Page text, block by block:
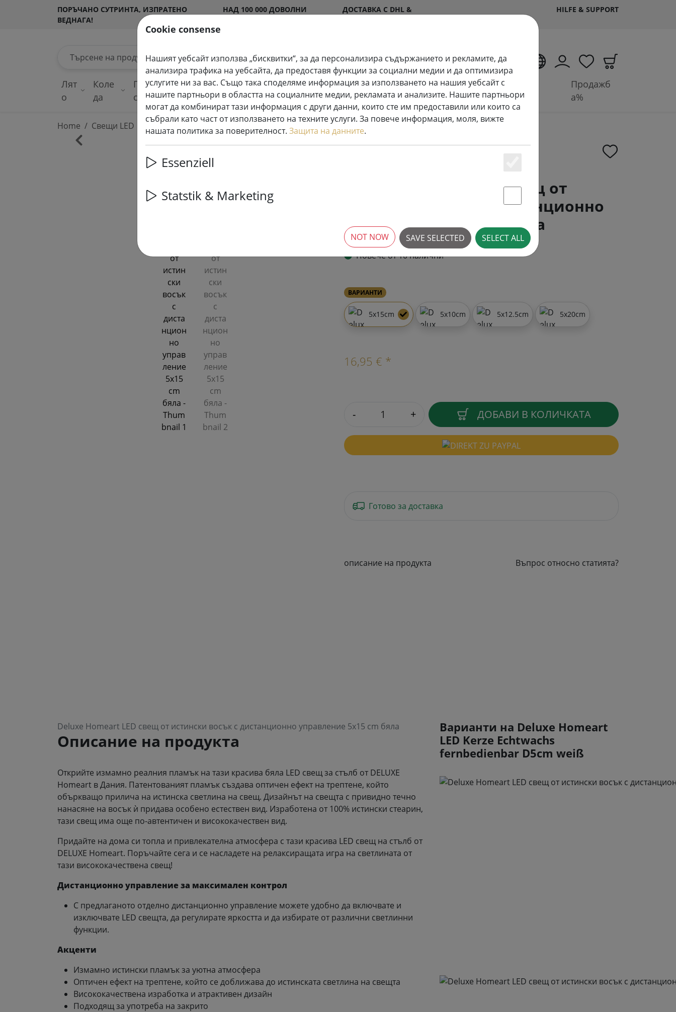
ПОРЪЧАНО СУТРИНТА, ИЗПРАТЕНО
ВЕДНАГА!
НАД 100 000 ДОВОЛНИ
ДОСТАВКА С DHL &
HILFE & SUPPORT
Лят
о
Коле
да
Приказни
светлини
Осветена
декорация
Свещи
LED
Системи за феерични
светлини
Аксесоари и
батерии
Продажб
а%
Home Свещи LED
Deluxe Homeart LED свещ от
истински восък с дистанционно
управление 5x15 cm бяла
‹ ›
Повече от 10 налични
ВАРИАНТИ
5x15cm 5x10cm 5x12.5cm 5x20cm
16,95 € *
- + ДОБАВИ В КОЛИЧКАТА
Готово за доставка
описание на продукта Въпрос относно статията?
Deluxe Homeart LED свещ от истински восък с дистанционно управление 5x15 cm бяла
Описание на продукта
Открийте измамно реалния пламък на тази красива бяла LED свещ за стълб от DELUXE
Homeart в Дания. Патентованият пламък създава оптичен ефект на трептене, който
объркващо прилича на истинска светлина на свещ. Дизайнът на свещта с привидно течно
нанасяне на восък ѝ придава особено естествен вид. Изработена от 100% истински стеарин,
тази свещ има още по-автентичен и висококачествен вид.
Придайте на дома си топла и привлекателна атмосфера с тази красива LED свещ на стълб от
DELUXE Homeart. Поръчайте сега и се насладете на релаксиращата игра на светлината от
тази висококачествена свещ!
Дистанционно управление за максимален контрол
С предлаганото отделно дистанционно управление можете удобно да включвате и
изключвате LED свещта, да регулирате яркостта и да избирате от различни светлинни
функции.
Акценти
Измамно истински пламък за уютна атмосфера
Оптичен ефект на трептене, който се доближава до истинската светлина на свещта
Висококачествена изработка и атрактивен дизайн
Подходящ за употреба на закрито
Варианти на Deluxe Homeart
LED Kerze Echtwachs
fernbedienbar D5cm weiß
Cookie consense
Нашият уебсайт използва „бисквитки“, за да персонализира съдържанието и рекламите, да
анализира трафика на уебсайта, да предоставя функции за социални медии и да оптимизира
услугите ни за вас. Също така споделяме информация за използването на нашия уебсайт с
нашите партньори в областта на социалните медии, рекламата и анализите. Нашите партньори
могат да комбинират тази информация с други данни, които сте им предоставили или които са
събрали като част от използването на техните услуги. За повече информация, моля, вижте
нашата политика за поверителност. Защита на данните.
Essenziell
Statstik & Marketing
Statstik & Marketing
SAVE SELECTED SELECT ALL
NOT NOW